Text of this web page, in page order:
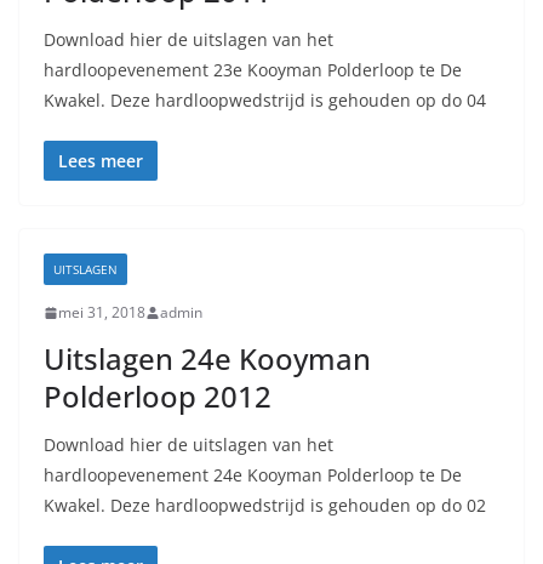
Download hier de uitslagen van het
hardloopevenement 23e Kooyman Polderloop te De
Kwakel. Deze hardloopwedstrijd is gehouden op do 04
Lees meer
UITSLAGEN
mei 31, 2018 admin
Uitslagen 24e Kooyman
Polderloop 2012
Download hier de uitslagen van het
hardloopevenement 24e Kooyman Polderloop te De
Kwakel. Deze hardloopwedstrijd is gehouden op do 02